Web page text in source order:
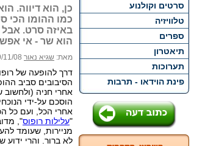
סרטים וקולנוע
טלוויזיה
ספרים
תיאטרון
תערוכות
פינת הוידאו - תרבות
כן, הוא דיווה.
כמו ההומו הכי
באיזה סרט.
הוא שר - אי
מאת: שגיא נאור 08 (23:48)
דרך להופעה של
הסיבובים סביב
אחרי חניה (ולחשוב
הוסכם על-ידי
אחרי הכל, ועם כל
"עלילות רופוס",
מניירות, שעומד
לא ברור. והרי ידוע